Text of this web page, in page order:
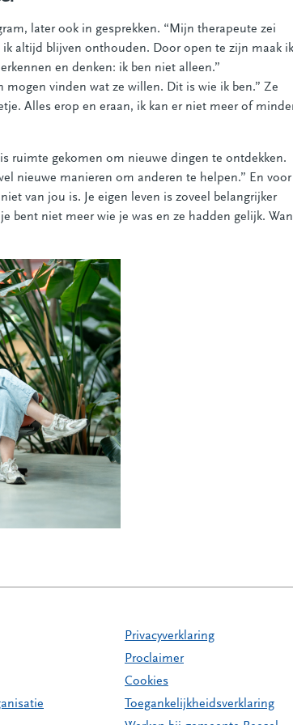
later ook in gesprekken. “Mijn therapeute zei
altijd blijven onthouden. Door open te zijn maak ik
en denken: ik ben niet alleen.”
mogen vinden wat ze willen. Dit is wie ik ben.” Ze
Alles erop en eraan, ik kan er niet meer of
ruimte gekomen om nieuwe dingen te ontdekken.
nieuwe manieren om anderen te helpen.” En voor
van jou is. Je eigen leven is zoveel belangrijker
bent niet meer wie je was en ze hadden gelijk.
Privacyverklaring
Proclaimer
Cookies
Toegankelijkheidsverklaring